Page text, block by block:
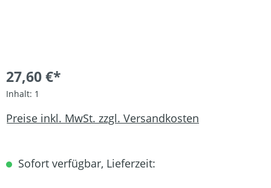
27,60 €*
Inhalt: 1
Preise inkl. MwSt. zzgl. Versandkosten
Sofort verfügbar, Lieferzeit: